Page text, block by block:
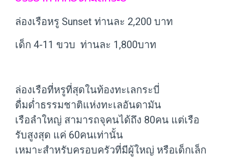
ล่องเรือหรู Sunset ท่านละ 2,200 บาท
เด็ก 4-11 ขวบ ท่านละ 1,800บาท
ล่องเรือที่หรูที่สุดในท้องทะเลกระบี่
ดื่มด่ำธรรมชาติแห่งทะเลอันดามัน
เรือลำใหญ่ สามารถจุคนได้ถึง 80คน แต่เรือ
รับสูงสุด แค่ 60คนเท่านั้น
เหมาะสำหรับครอบครัวที่มีผู้ใหญ่ หรือเด็กเล็ก